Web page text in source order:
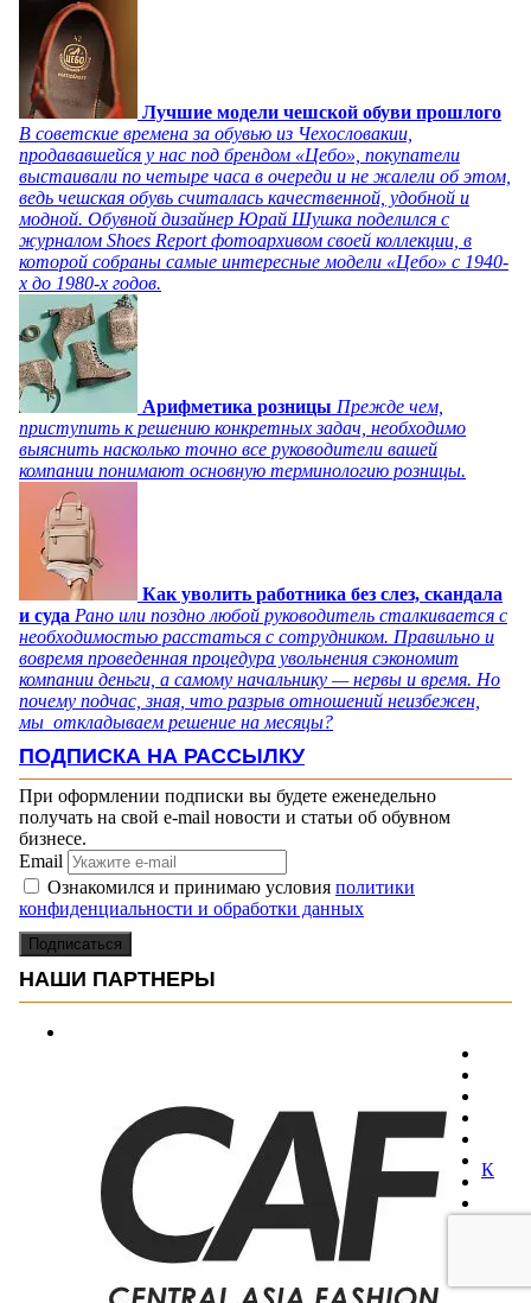
Лучшие модели чешской обуви прошлого
В советские времена за обувью из Чехословакии,
продававшейся у нас под брендом «Цебо», покупатели
выстаивали по четыре часа в очереди и не жалели об этом,
ведь чешская обувь считалась качественной, удобной и
модной. Обувной дизайнер Юрай Шушка поделился с
журналом Shoes Report фотоархивом своей коллекции, в
которой собраны самые интересные модели «Цебо» с 1940-
х до 1980-х годов.
Арифметика розницы Прежде чем,
приступить к решению конкретных задач, необходимо
выяснить насколько точно все руководители вашей
компании понимают основную терминологию розницы.
Как уволить работника без слез, скандала
и суда Рано или поздно любой руководитель сталкивается с
необходимостью расстаться с сотрудником. Правильно и
вовремя проведенная процедура увольнения сэкономит
компании деньги, а самому начальнику — нервы и время. Но
почему подчас, зная, что разрыв отношений неизбежен,
мы откладываем решение на месяцы?
ПОДПИСКА НА РАССЫЛКУ
При оформлении подписки вы будете еженедельно
получать на свой e-mail новости и статьи об обувном
бизнесе.
Email
Ознакомился и принимаю условия политики
конфиденциальности и обработки данных
Подписаться
НАШИ ПАРТНЕРЫ
К